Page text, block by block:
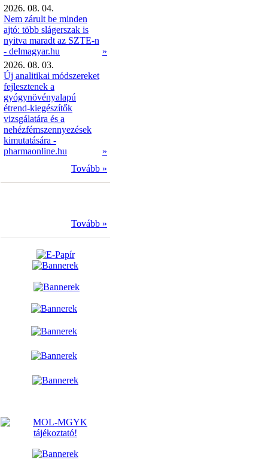
2026. 08. 04.
Nem zárult be minden
ajtó: több slágerszak is
nyitva maradt az SZTE-n
- delmagyar.hu
»
2026. 08. 03.
Új analitikai módszereket
fejlesztenek a
gyógynövényalapú
étrend-kiegészítők
vizsgálatára és a
nehézfémszennyezések
kimutatására -
pharmaonline.hu
»
Tovább »
Tovább »